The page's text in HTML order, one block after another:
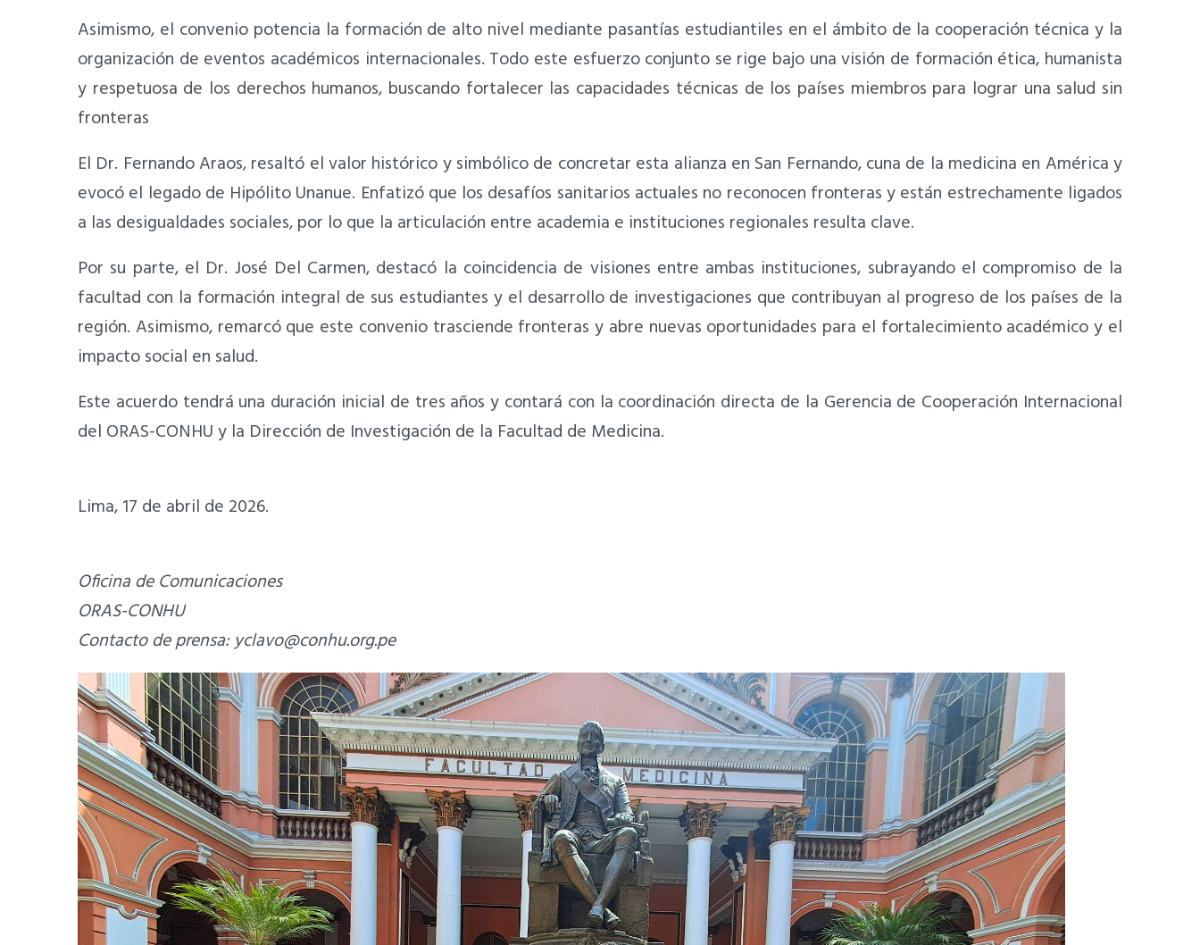
Asimismo, el convenio potencia la formación de alto nivel mediante pasantías estudiantiles en el ámbito de la cooperación técnica y la
organización de eventos académicos internacionales. Todo este esfuerzo conjunto se rige bajo una visión de formación ética, humanista
y respetuosa de los derechos humanos, buscando fortalecer las capacidades técnicas de los países miembros para lograr una salud sin
fronteras
El Dr. Fernando Araos, resaltó el valor histórico y simbólico de concretar esta alianza en San Fernando, cuna de la medicina en América y
evocó el legado de Hipólito Unanue. Enfatizó que los desafíos sanitarios actuales no reconocen fronteras y están estrechamente ligados
a las desigualdades sociales, por lo que la articulación entre academia e instituciones regionales resulta clave.
Por su parte, el Dr. José Del Carmen, destacó la coincidencia de visiones entre ambas instituciones, subrayando el compromiso de la
facultad con la formación integral de sus estudiantes y el desarrollo de investigaciones que contribuyan al progreso de los países de la
región. Asimismo, remarcó que este convenio trasciende fronteras y abre nuevas oportunidades para el fortalecimiento académico y el
impacto social en salud.
Este acuerdo tendrá una duración inicial de tres años y contará con la coordinación directa de la Gerencia de Cooperación Internacional
del ORAS-CONHU y la Dirección de Investigación de la Facultad de Medicina.
Lima, 17 de abril de 2026.
Oficina de Comunicaciones
ORAS-CONHU
Contacto de prensa:yclavo@conhu.org.pe